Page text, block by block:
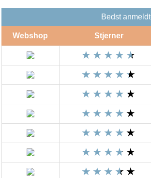
Bedst
Webshop Stjerner